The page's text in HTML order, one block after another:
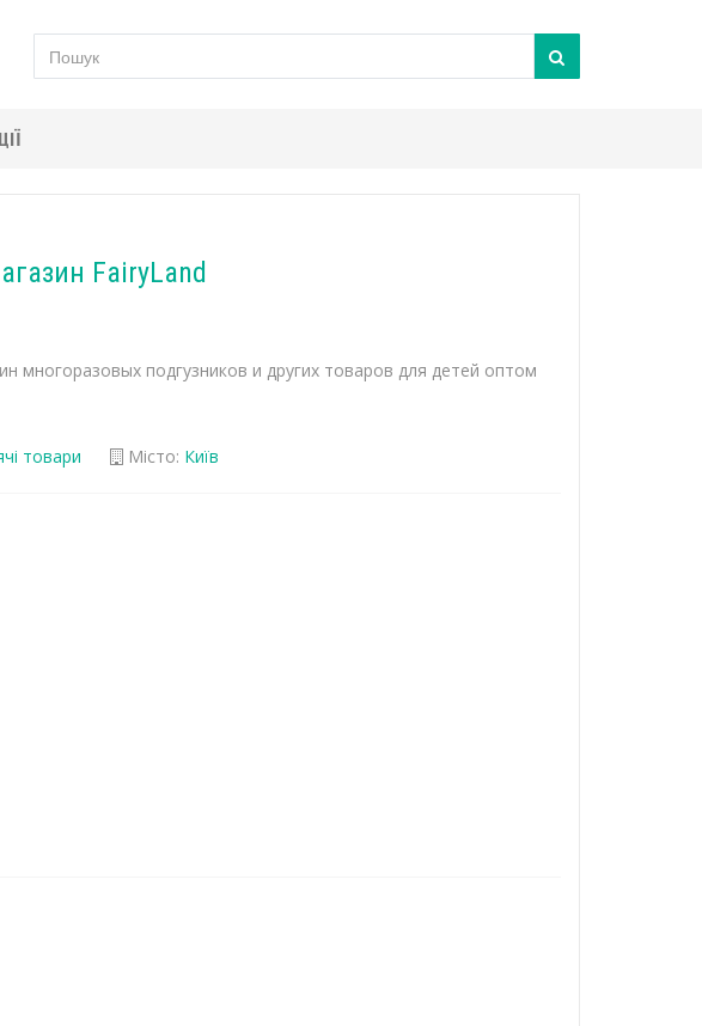
FairyLand
многоразовых подгузников и других товаров для детей оптом
товари Місто: Київ